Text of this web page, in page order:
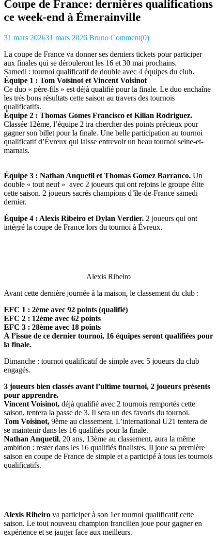
Coupe de France: dernières qualifications
ce week-end à Émerainville
Posted
31 mars 202631 mars 2026 Author
Bruno Comment(0)
La coupe de France va donner ses derniers tickets pour participer
aux finales qui se dérouleront les 16 et 30 mai prochains.
Samedi : tournoi qualificatif de double avec 4 équipes du club.
Équipe 1 : Tom Voisinot et Vincent Voisinot
Ce duo « père-fils » est déjà qualifié pour la finale. Le duo enchaîne
les très bons résultats cette saison au travers des tournois
qualificatifs.
Équipe 2 : Thomas Gomes Francisco et Kilian Rodriguez.
Classée 12ème, l’équipe 2 ira chercher des points précieux pour
gagner son billet pour la finale. Une belle participation au tournoi
qualificatif d’Évreux qui laisse entrevoir un beau tournoi seine-et-
marnais.
Équipe 3 : Nathan Anquetil et Thomas Gomez Barranco. Un
double « tout neuf » avec 2 joueurs qui ont rejoins le groupe élite
cette saison. 2 joueurs sacrés champions d’île-de-France samedi
dernier.
Équipe 4 : Alexis Ribeiro et Dylan Verdier. 2 joueurs qui ont
intégré la coupe de France lors du tournoi à Évreux.
Alexis Ribeiro
Avant cette dernière journée à la maison, le classement du club :
EFC 1 : 2ème avec 92 points (qualifié)
EFC 2 : 12ème avec 62 points
EFC 3 : 28ème avec 18 points
À l’issue de ce dernier tournoi, 16 équipes seront qualifiées pour
la finale.
Dimanche : tournoi qualificatif de simple avec 5 joueurs du club
engagés.
3 joueurs bien classés avant l’ultime tournoi, 2 joueurs présents
pour apprendre.
Vincent Voisinot, déjà qualifié avec 2 tournois remportés cette
saison, tentera la passe de 3. Il sera un des favoris du tournoi.
Tom Voisinot, 9ème au classement. L’international U21 tentera de
se maintenir dans les 16 qualifiés pour la finale.
Nathan Anquetil, 20 ans, 13ème au classement, aura la même
ambition : rester dans les 16 qualifiés finalistes. Il joue sa première
saison en coupe de France de simple et a participé à tous les tournois
qualificatifs.
Alexis Ribeiro va participer à son 1er tournoi qualificatif cette
saison. Le tout nouveau champion francilien joue pour gagner en
expérience et se jauger face aux meilleurs.